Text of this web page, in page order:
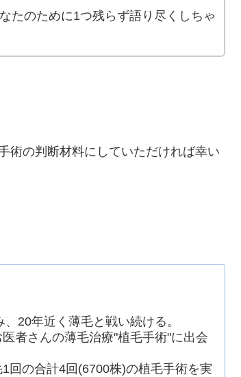
たのために1つ残らず語り尽くしちゃ
術の判断材料にしていただければ幸い
20年近く薄毛と戦い続ける。
者さんの薄毛治療"植毛手術"に出会
回の合計4回(6700株)の植毛手術を実